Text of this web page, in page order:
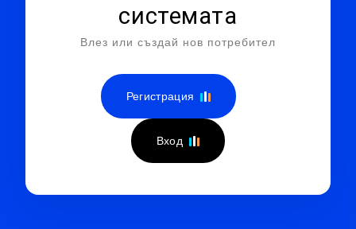
системата
Влез или създай нов потребител
Регистрация
Вход